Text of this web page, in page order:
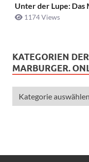
Unter der Lupe:
1174 Views
KATEGORIEN
MARBURGER.